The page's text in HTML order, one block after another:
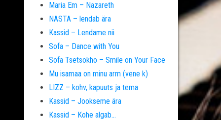
Maria Em – Nazareth
NASTA – lendab ära
Kassid – Lendame nii
Sofa – Dance with You
Sofa Tsetsokho – Smile on Your Face
Mu isamaa on minu arm (vene k)
LIZZ – kohv, kapuuts ja tema
Kassid – Jookseme ära
Kassid – Kohe algab…